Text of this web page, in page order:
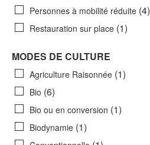
Personnes à mobilité réduite (4)
Restauration sur place (1)
MODES DE CULTURE
Agriculture Raisonnée (1)
Bio (6)
Bio ou en conversion (1)
Biodynamie (1)